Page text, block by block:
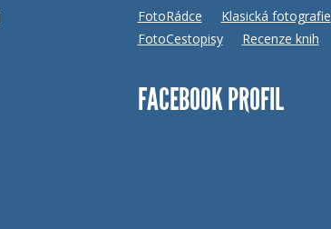
FotoRádce Klasická fotografie
FotoCestopisy
Recenze knih
FACEBOOK PROFIL